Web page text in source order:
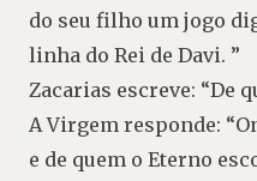
do seu filho um jogo
linha do Rei de Davi. ”
Zacarias escreve: “De
A Virgem responde:
e de quem o Eterno